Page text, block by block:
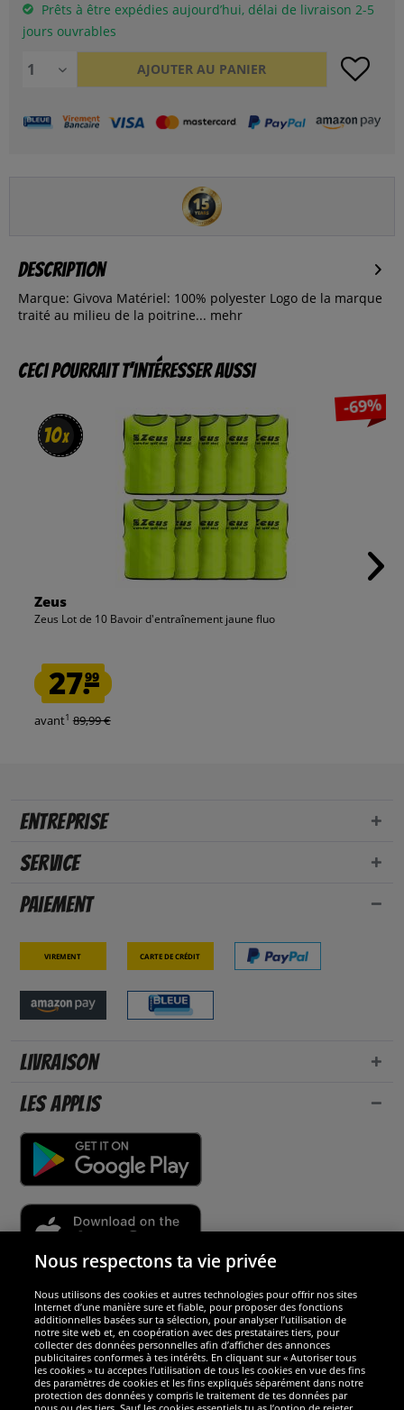
Prêts à être expédies aujourd’hui, délai de livraison 2-5
jours ouvrables
AJOUTER AU PANIER
Description
Marque: Givova Matériel: 100% polyester Logo de la marque
traité au milieu de la poitrine... mehr
Ceci pourrait t’intéresser aussi
10x
10x
-69%
Zeus
Zeus Lot de 10 Bavoir d'entraînement jaune fluo
27.99
avant1 89,99 €
Entreprise
Service
Paiement
Virement Carte de crédit
Livraison
Les applis
Sécurité
Nous sommes excellents
Nous respectons ta vie privée
Nous utilisons des cookies et autres technologies pour offrir nos sites
Internet d’une manière sure et fiable, pour proposer des fonctions
additionnelles basées sur ta sélection, pour analyser l’utilisation de
notre site web et, en coopération avec des prestataires tiers, pour
collecter des données personnelles afin d’afficher des annonces
publicitaires conformes à tes intérêts. En cliquant sur « Autoriser tous
les cookies » tu acceptes l’utilisation de tous les cookies en vue des fins
des paramètres de cookies et les fins expliqués séparément dans notre
protection des données y compris le traitement de tes données par